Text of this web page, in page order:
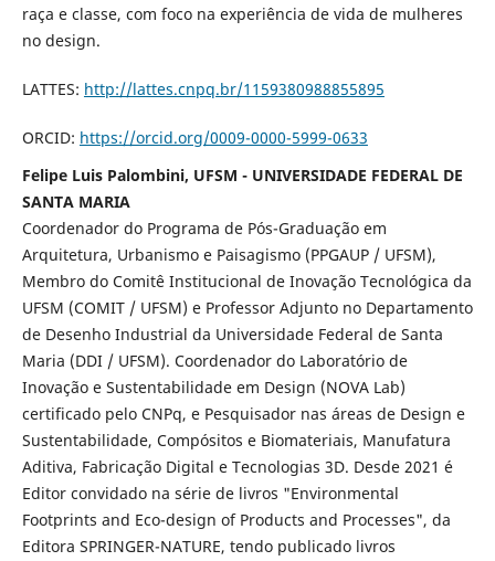
raça e classe, com foco na experiência de vida de mulheres
no design.
LATTES: http://lattes.cnpq.br/1159380988855895
ORCID: https://orcid.org/0009-0000-5999-0633
Felipe Luis Palombini, UFSM - UNIVERSIDADE FEDERAL DE
SANTA MARIA
Coordenador do Programa de Pós-Graduação em
Arquitetura, Urbanismo e Paisagismo (PPGAUP / UFSM),
Membro do Comitê Institucional de Inovação Tecnológica da
UFSM (COMIT / UFSM) e Professor Adjunto no Departamento
de Desenho Industrial da Universidade Federal de Santa
Maria (DDI / UFSM). Coordenador do Laboratório de
Inovação e Sustentabilidade em Design (NOVA Lab)
certificado pelo CNPq, e Pesquisador nas áreas de Design e
Sustentabilidade, Compósitos e Biomateriais, Manufatura
Aditiva, Fabricação Digital e Tecnologias 3D. Desde 2021 é
Editor convidado na série de livros "Environmental
Footprints and Eco-design of Products and Processes", da
Editora SPRINGER-NATURE, tendo publicado livros